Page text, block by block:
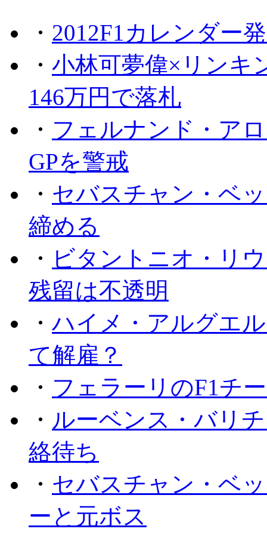
・ 2012F1カレンダー
・ 小林可夢偉×リンキ
146万円で落札
・ フェルナンド・ア
GPを警戒
・ セバスチャン・ベ
締める
・ ビタントニオ・リ
残留は不透明
・ハイメ・アルグエ
て解雇？
・ フェラーリのF1チ
・ ルーベンス・バリ
絡待ち
・ セバスチャン・ベ
ーと元ボス